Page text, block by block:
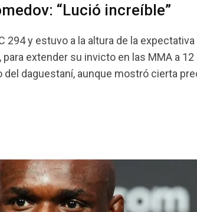
“Lució increíble”
294 y estuvo a la altura de la
extender su invicto en las MMA a
del daguestaní, aunque mostró cierta